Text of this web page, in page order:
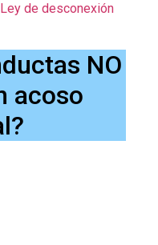
de desconexión
NO
acoso